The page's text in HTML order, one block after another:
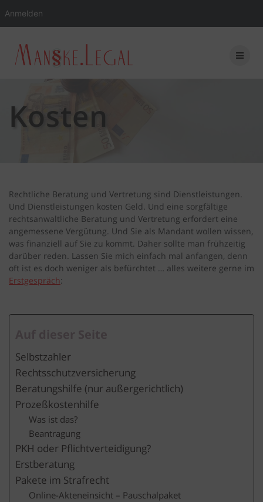
Anmelden
Inhalt
springen
Kosten
Rechtliche Beratung und Vertretung sind Dienstleistungen.
Und Dienstleistungen kosten Geld. Und eine sorgfältige
rechtsanwaltliche Beratung und Vertretung erfordert eine
angemessene Vergütung. Und Sie als Mandant wollen wissen,
was finanziell auf Sie zu kommt. Daher sollte man frühzeitig
darüber reden. Lassen Sie mich einfach mal anfangen, denn
oft ist es doch weniger als befürchtet … alles weitere gerne im
Erstgespräch:
Selbstzahler
Rechtsschutzversicherung
Beratungshilfe (nur außergerichtlich)
Prozeßkostenhilfe
Was ist das?
Beantragung
PKH oder Pflichtverteidigung?
Erstberatung
Pakete im Strafrecht
Online-Akteneinsicht – Pauschalpaket